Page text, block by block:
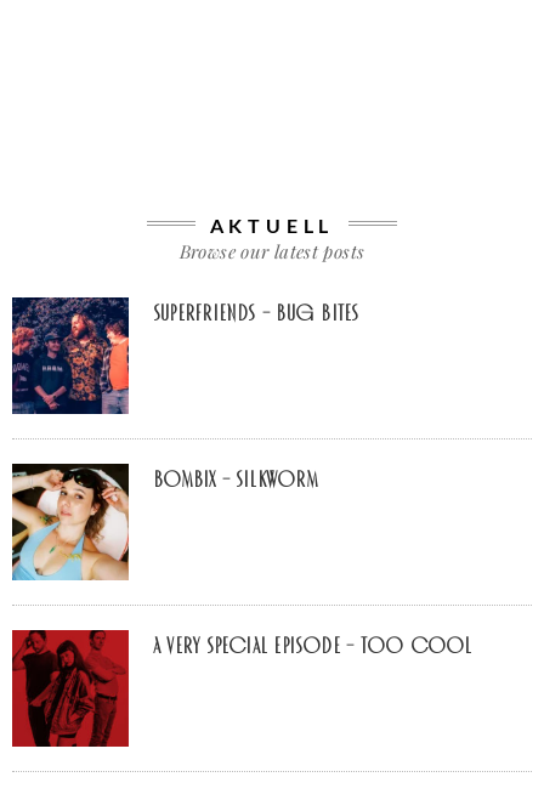
AKTUELL
Browse our latest posts
Superfriends – Bug Bites
Bombix – Silkworm
A Very Special Episode – Too Cool